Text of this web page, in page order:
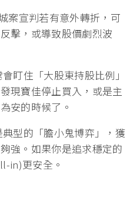
案宣判若有意外轉折，可
擊，或導致股價劇烈波
盯住「大股東持股比例」
現寶佳停止買入，或是主
安的時候了。
型的「膽小鬼博弈」，獲
強。如果你是追求穩定的
in)更安全。